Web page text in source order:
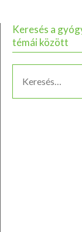
Keresés a
témái között